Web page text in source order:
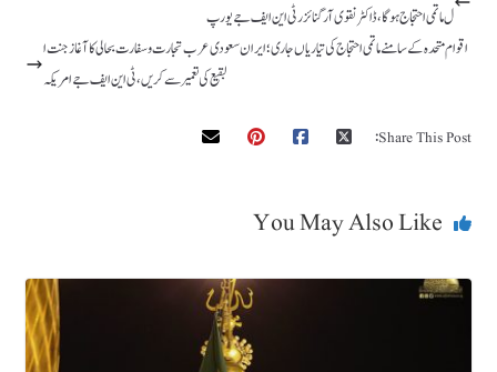
ل ماتمی احتجاج ہوگا، ڈاکٹرنقوی آرگنائزر ٹی این ایف جے یورپ
اقوام متحدہ کے سامنے ماتمی احتجاج کی تیاریاں جاری ؛ ایران سعودی عرب تجارت وسفارت بحالی کا آغاز جنت ا
لبقیع کی تعمیر سے کریں ، ٹی این ایف جے امریکہ
Share This Post:
You May Also Like